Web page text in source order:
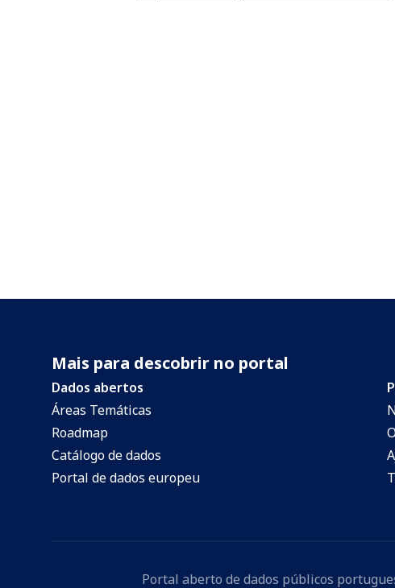
Mais para descobrir no portal
Dados abertos
Áreas Temáticas
Roadmap
Catálogo de dados
Portal de dados europeu
Portal aberto de dados públicos